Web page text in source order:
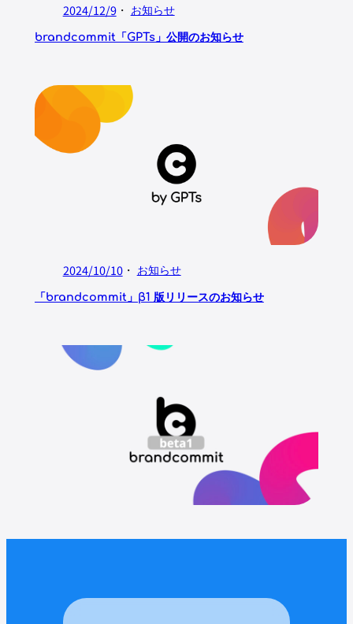
2024/12/9・ お知らせ
brandcommit「GPTs」公開のお知らせ
2024/10/10・ お知らせ
「brandcommit」β1 版リリースのお知らせ